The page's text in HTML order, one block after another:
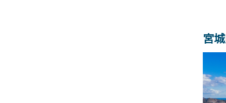
宮